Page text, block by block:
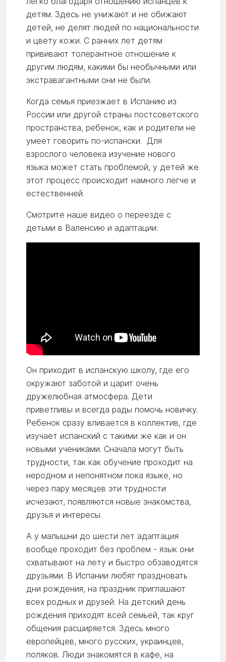
детям. Здесь не унижают и не обижают
детей, не делят людей по национальности
и цвету кожи. С ранних лет детям
прививают толерантное отношение к
другим людям, какими бы необычными или
экстравагантными они не были.
Когда семья приезжает в Испанию из
России или другой страны постсоветского
пространства, ребенок, как и родители не
умеет говорить по-испански. Для
взрослого человека изучение нового
языка может стать проблемой, у детей же
этот процесс происходит намного легче и
естественней.
Смотрите наше видео о переезде с
детьми в Валенсию и адаптации:
Он приходит в испанскую школу, где его
окружают заботой и царит очень
дружелюбная атмосфера. Дети
приветливы и всегда рады помочь новичку.
Ребенок сразу вливается в коллектив, где
изучает испанский с такими же как и он
новыми учениками. Сначала могут быть
трудности, так как обучение проходит на
неродном и непонятном пока языке, но
через пару месяцев эти трудности
исчезают, появляются новые знакомства,
друзья и интересы.
А у малышни до шести лет адаптация
вообще проходит без проблем - язык они
схватывают на лету и быстро обзаводятся
друзьями. В Испании любят праздновать
дни рождения, на праздник приглашают
всех родных и друзей. На детский день
рождения приходят всей семьей, так круг
общения расширяется. Здесь много
европейцев, много русских, украинцев,
поляков. Люди знакомятся в кафе, на